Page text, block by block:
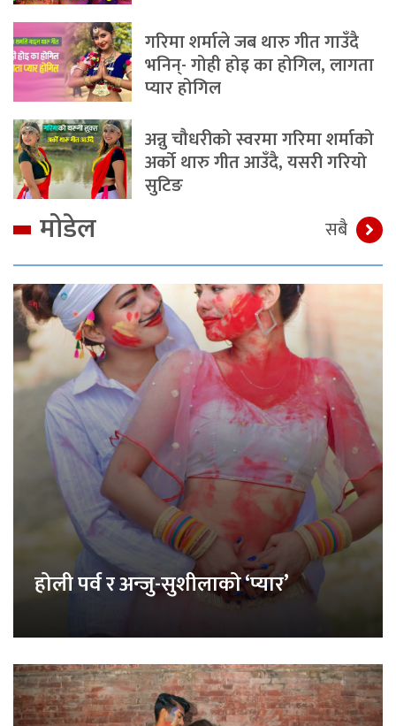
गरिमा शर्माले जब थारु गीत गाउँदै
भनिन्- गोही होइ का होगिल, लागता
प्यार होगिल
अन्नु चौधरीको स्वरमा गरिमा शर्माको
अर्को थारु गीत आउँदै, यसरी गरियो
सुटिङ
मोडेल सबै
होली पर्व र अन्जु-सुशीलाको ‘प्यार’